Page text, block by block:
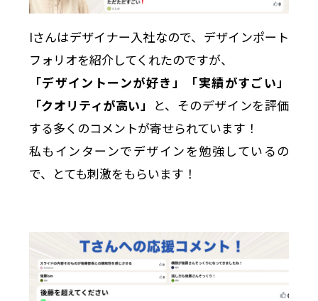
Iさんはデザイナー入社なので、デザインポート
フォリオを紹介してくれたのですが、
「デザイントーンが好き」「実績がすごい」
「クオリティが高い」 と、そのデザインを評価
する多くのコメントが寄せられています！
私もインターンでデザインを勉強しているの
で、とても刺激をもらいます！